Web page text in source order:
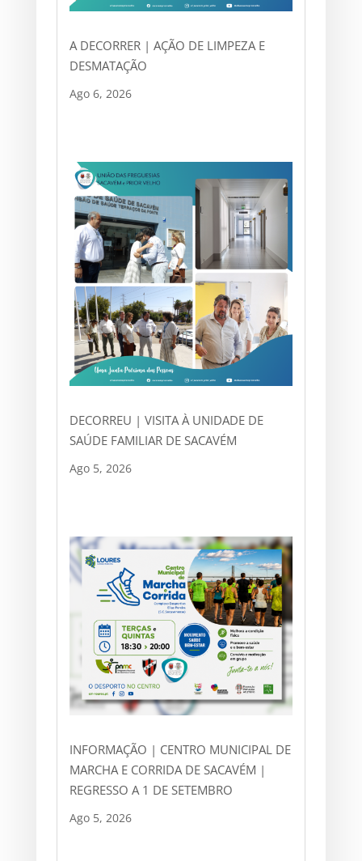
A DECORRER | AÇÃO DE LIMPEZA E
DESMATAÇÃO
Ago 6, 2026
DECORREU | VISITA À UNIDADE DE
SAÚDE FAMILIAR DE SACAVÉM
Ago 5, 2026
INFORMAÇÃO | CENTRO MUNICIPAL DE
MARCHA E CORRIDA DE SACAVÉM |
REGRESSO A 1 DE SETEMBRO
Ago 5, 2026